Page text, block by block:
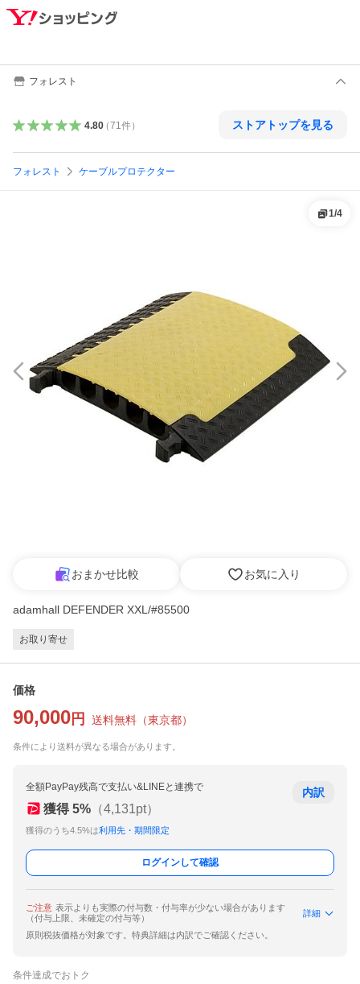
フォレスト
4.80（71件） ストアトップを見る
フォレスト ケーブルプロテクター
1/4
おまかせ比較 お気に入り
adamhall DEFENDER XXL/#85500
お取り寄せ
価格
90,000 円 送料無料 （東京都）
条件により送料が異なる場合があります。
全額PayPay残高で支払い&LINEと連携で
獲得 5% （4,131pt）
獲得のうち4.5%は利用先・期間限定
内訳
ログインして確認
ご注意 表示よりも実際の付与数・付与率が少ない場合があります
（付与上限、未確定の付与等）
詳細
原則税抜価格が対象です。特典詳細は内訳でご確認ください。
条件達成でおトク